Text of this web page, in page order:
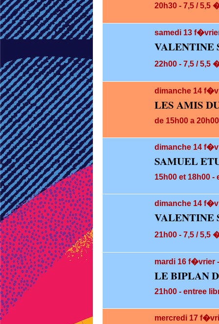
20h30 - 7,5 / 5,5
samedi 13
VALENTINE
22h00 - 7,5 / 5,5
dimanche 14
LES AMIS
de 15h00 a
dimanche 14
SAMUEL
15h00 et 18h00 -
dimanche 14
VALENTINE
21h00 - 7,5 / 5,5
mardi 16 f�vrier
LE BIPLAN
21h00 - entree
mercredi 17